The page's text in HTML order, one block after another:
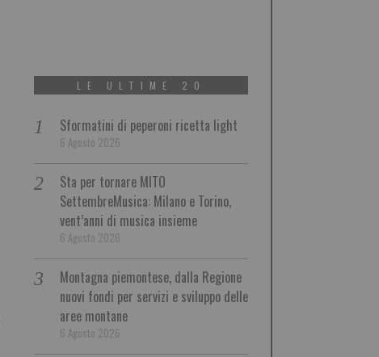
LE ULTIME 20
Sformatini di peperoni ricetta light
6 Agosto 2026
Sta per tornare MITO
SettembreMusica: Milano e Torino,
vent’anni di musica insieme
6 Agosto 2026
Montagna piemontese, dalla Regione
nuovi fondi per servizi e sviluppo delle
aree montane
6 Agosto 2026